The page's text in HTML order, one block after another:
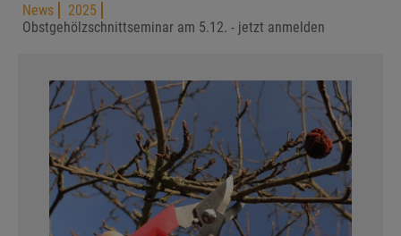
News
2025
Obstgehölzschnittseminar am 5.12. - jetzt anmelden